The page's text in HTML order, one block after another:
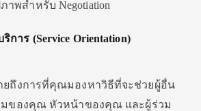
การ (Service Orientation)
ยถึงการที่คุณมองหาวิธีที่จะช่วยผู้อื่น
มของคุณ หัวหน้าของคุณ และผู้ร่วม